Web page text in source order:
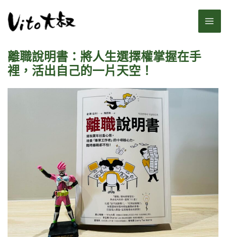
至
離職說明書：將人生選擇權掌握在手
裡，活出自己的一片天空！